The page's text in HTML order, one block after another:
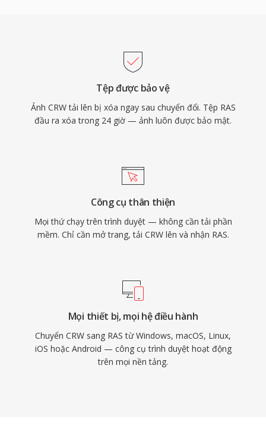
Tệp được bảo vệ
Ảnh CRW tải lên bị xóa ngay sau chuyển đổi. Tệp RAS
đầu ra xóa trong 24 giờ — ảnh luôn được bảo mật.
Công cụ thân thiện
Mọi thứ chạy trên trình duyệt — không cần tải phần
mềm. Chỉ cần mở trang, tải CRW lên và nhận RAS.
Mọi thiết bị, mọi hệ điều hành
Chuyển CRW sang RAS từ Windows, macOS, Linux,
iOS hoặc Android — công cụ trình duyệt hoạt động
trên mọi nền tảng.